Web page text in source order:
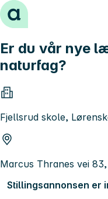
Hopp til innhold
Er du vår nye
naturfag?
Fjellsrud skole,
Marcus Thranes vei
Stillingsannonsen er